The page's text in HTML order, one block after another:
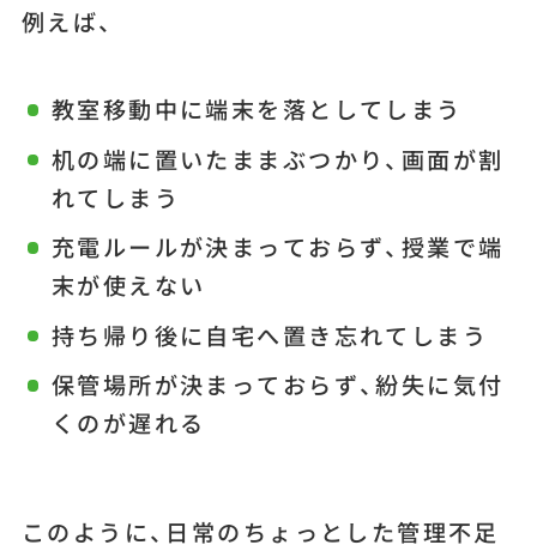
例えば、
教室移動中に端末を落としてしまう
机の端に置いたままぶつかり、画面が割
れてしまう
充電ルールが決まっておらず、授業で端
末が使えない
持ち帰り後に自宅へ置き忘れてしまう
保管場所が決まっておらず、紛失に気付
くのが遅れる
このように、日常のちょっとした管理不足